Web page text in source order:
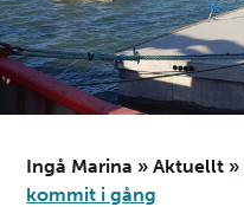
Ingå Marina »Aktuellt »
kommit i gång